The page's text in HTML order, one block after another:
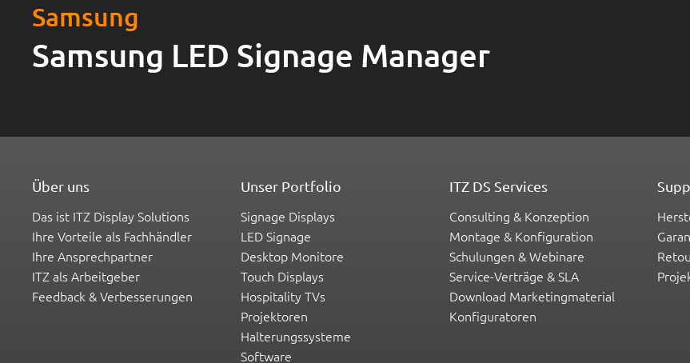
Samsung
Samsung LED Signage Manager
Über uns
Das ist ITZ Display Solutions
Ihre Vorteile als Fachhändler
Ihre Ansprechpartner
ITZ als Arbeitgeber
Feedback & Verbesserungen
Unser Portfolio
Signage Displays
LED Signage
Desktop Monitore
Touch Displays
Hospitality TVs
Projektoren
Halterungssysteme
Software
ITZ DS Services
Consulting & Konzeption
Montage & Konfiguration
Schulungen & Webinare
Service-Verträge & SLA
Download Marketingmaterial
Konfiguratoren